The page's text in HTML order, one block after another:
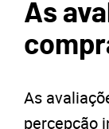
As
As
percepção